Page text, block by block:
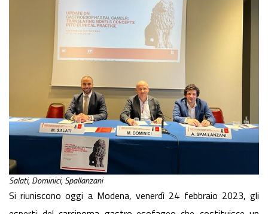
Salati, Dominici, Spallanzani
Si riuniscono oggi a Modena, venerdì 24 febbraio 2023, gli